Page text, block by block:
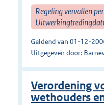
Regeling vervallen
Geldend van 01-12-
Uitgegeven door:
Verordening
wethouders